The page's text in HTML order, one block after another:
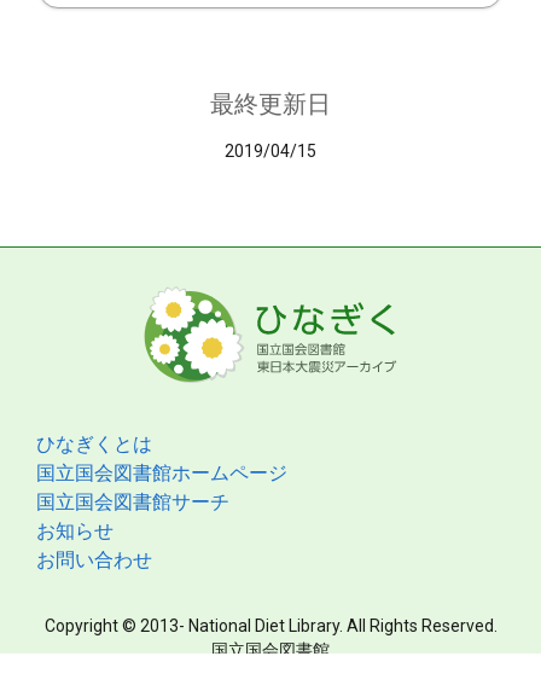
最終更新日
2019/04/15
ひなぎくとは
国立国会図書館ホームページ
国立国会図書館サーチ
お知らせ
お問い合わせ
Copyright © 2013- National Diet Library. All Rights Reserved.